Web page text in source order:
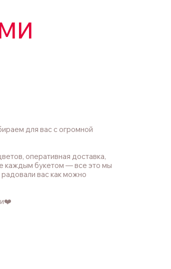
для вас с огромной
оперативная доставка,
каждым букетом — все это мы
вас как можно